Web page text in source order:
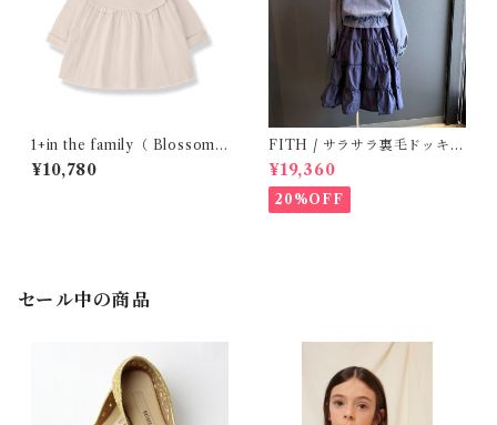
1+in the family（ Blossom
)/FINA( 12・24m )
¥10,780
FITH / サラサラ裏毛ドッキン
グOP ( BL / 140 )
¥19,360
20%OFF
セール中の商品